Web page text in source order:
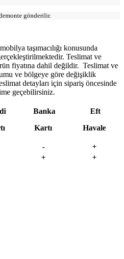
gönderilir.
taşımacılığı konusunda
Teslimat ve
fiyatına dahil değildir. ‎ Teslimat ve
ve bölgeye göre değişiklik
detayları için sipariş öncesinde
geçebilirsiniz.
Banka
Kartı
Eft
Havale
-
+
+ +